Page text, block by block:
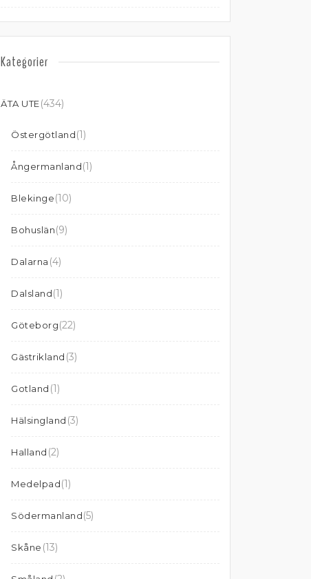
Kategorier
ÄTA UTE(434)
Östergötland(1)
Ångermanland(1)
Blekinge(10)
Bohuslän(9)
Dalarna (4)
Dalsland(1)
Göteborg(22)
Gästrikland (3)
Gotland (1)
Hälsingland (3)
Halland (2)
Medelpad(1)
Södermanland(5)
Skåne (13)